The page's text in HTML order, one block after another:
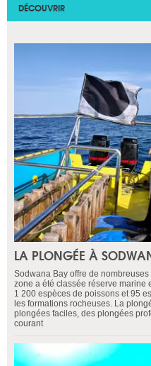
DÉCOUVRIR
LA PLONGÉE À
Sodwana Bay offre de
zone a été classée réserve marine
1 200 espèces de poissons et 95
les formations rocheuses. La
plongées faciles, des plongées
courant